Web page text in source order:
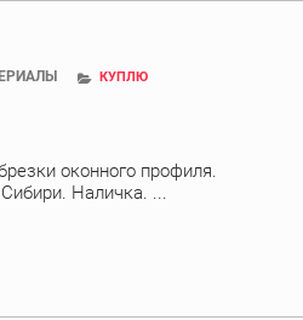
КУПЛЮ
оконного профиля.
Наличка. ...